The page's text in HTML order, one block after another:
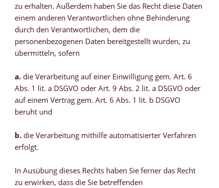
zu erhalten. Außerdem haben Sie das Recht diese Daten
einem anderen Verantwortlichen ohne Behinderung
durch den Verantwortlichen, dem die
personenbezogenen Daten bereitgestellt wurden, zu
übermitteln, sofern
a. die Verarbeitung auf einer Einwilligung gem. Art. 6
Abs. 1 lit. a DSGVO oder Art. 9 Abs. 2 lit. a DSGVO oder
auf einem Vertrag gem. Art. 6 Abs. 1 lit. b DSGVO
beruht und
b. die Verarbeitung mithilfe automatisierter Verfahren
erfolgt.
In Ausübung dieses Rechts haben Sie ferner das Recht
zu erwirken, dass die Sie betreffenden